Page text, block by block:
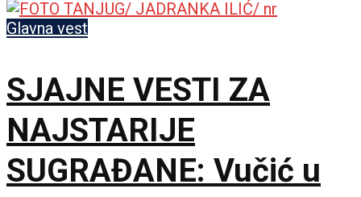
Glavna vest
SJAJNE VESTI ZA
NAJSTARIJE
SUGRAĐANE: Vučić u